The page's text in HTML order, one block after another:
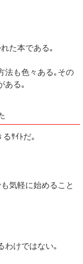
た本である｡
法も色々ある｡その
ある｡
ｻｲﾄだ｡
気軽に始めること
わけではない｡